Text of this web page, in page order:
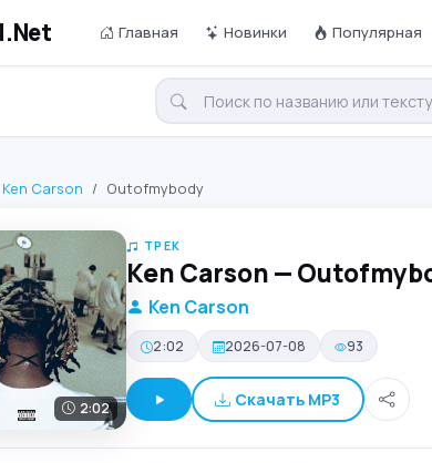
Главная Новинки Популярная
Ken Carson Outofmybody
2:02
ТРЕК
Ken Carson —
Ken Carson
2:02 2026-07-08 93
Скачать MP3